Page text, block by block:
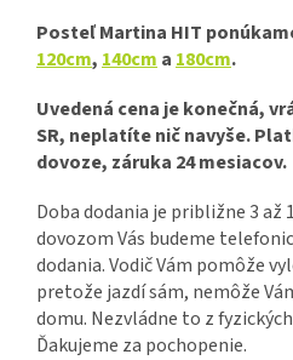
Posteľ Martina HIT
120cm, 140cm a 180cm.
Uvedená cena je konečná,
SR, neplatíte nič navyše.
dovoze, záruka 24 mesiacov.
Doba dodania je približne 3 až
dovozom Vás budeme
dodania. Vodič Vám pomôže
pretože jazdí sám, nemôže
domu. Nezvládne to z
Ďakujeme za pochopenie.